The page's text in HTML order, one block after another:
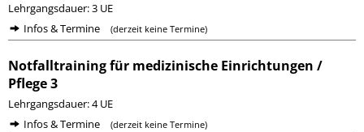
Lehrgangsdauer: 3 UE
Infos & Termine
(derzeit keine Termine)
Notfalltraining für medizinische Einrichtungen /
Pflege 3
Lehrgangsdauer: 4 UE
Infos & Termine
(derzeit keine Termine)